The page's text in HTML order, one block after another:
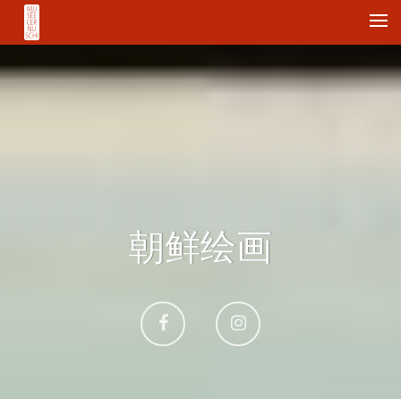
朝鲜绘画
Aller
Aller